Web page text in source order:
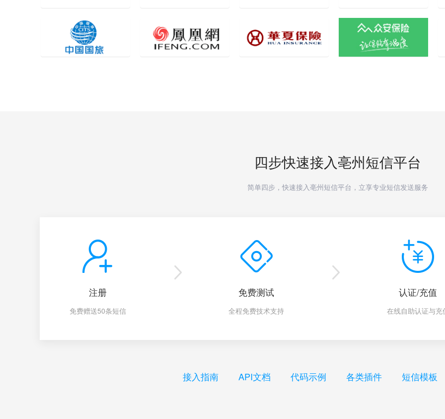
四步快速接入亳州短信平台
简单四步，快速接入亳州短信平台，立享专业短信发送服务
注册
免费赠送50条短信
免费测试
全程免费技术支持
认证/充值
在线自助认证与充
接入指南 API文档 代码示例 各类插件 短信模板